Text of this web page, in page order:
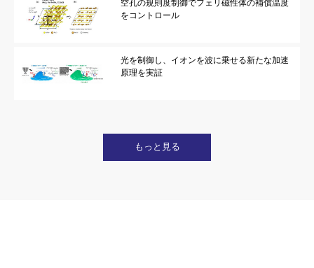
空孔の規則度制御でフェリ磁性体の補償温度
をコントロール
光を制御し、イオンを波に乗せる新たな加速
原理を実証
もっと見る